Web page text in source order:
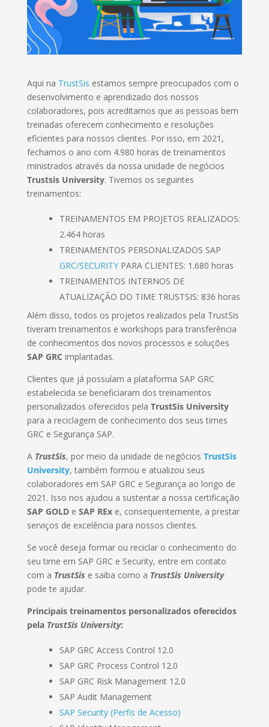
Aqui na TrustSis estamos sempre preocupados com o
desenvolvimento e aprendizado dos nossos
colaboradores, pois acreditamos que as pessoas bem
treinadas oferecem conhecimento e resoluções
eficientes para nossos clientes. Por isso, em 2021,
fechamos o ano com 4.980 horas de treinamentos
ministrados através da nossa unidade de negócios
Trustsis University. Tivemos os seguintes
treinamentos:
TREINAMENTOS EM PROJETOS REALIZADOS:
2.464 horas
TREINAMENTOS PERSONALIZADOS SAP
GRC/SECURITYPARA CLIENTES: 1.680 horas
TREINAMENTOS INTERNOS DE
ATUALIZAÇÃO DO TIME TRUSTSIS: 836 horas
Além disso, todos os projetos realizados pela TrustSis
tiveram treinamentos e workshops para transferência
de conhecimentos dos novos processos e soluções
SAP GRC implantadas.
Clientes que já possuíam a plataforma SAP GRC
estabelecida se beneficiaram dos treinamentos
personalizados oferecidos pela TrustSis University
para a reciclagem de conhecimento dos seus times
GRC e Segurança SAP.
A TrustSis, por meio da unidade de negócios TrustSis
University, também formou e atualizou seus
colaboradores em SAP GRC e Segurança ao longo de
2021. Isso nos ajudou a sustentar a nossa certificação
SAP GOLDe SAP RExe, consequentemente, a prestar
serviços de excelência para nossos clientes.
Se você deseja formar ou reciclar o conhecimento do
seu time em SAP GRC e Security, entre em contato
com a TrustSis e saiba como a TrustSis University
pode te ajudar.
Principais treinamentos personalizados oferecidos
pela TrustSis University:
SAP GRC Access Control 12.0
SAP GRC Process Control 12.0
SAP GRC Risk Management 12.0
SAP Audit Management
SAP Security (Perfis de Acesso)